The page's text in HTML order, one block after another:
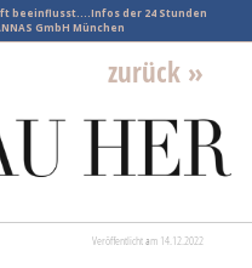
beeinflusst....Infos der 24 Stunden
GmbH München
zurück »
Veröffentlicht am 14.12.2022